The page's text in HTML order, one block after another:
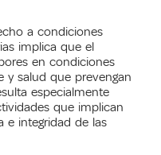
a condiciones
implica que el
en condiciones
y salud que prevengan
especialmente
que implican
e integridad de las